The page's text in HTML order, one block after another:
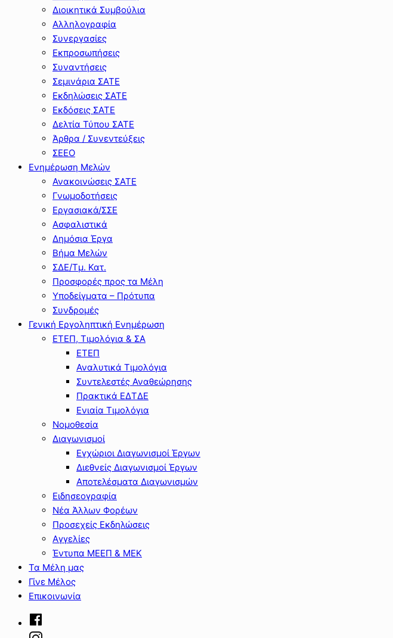
Διοικητικά Συμβούλια
Αλληλογραφία
Συνεργασίες
Εκπροσωπήσεις
Συναντήσεις
Σεμινάρια ΣΑΤΕ
Εκδηλώσεις ΣΑΤΕ
Εκδόσεις ΣΑΤΕ
Δελτία Τύπου ΣΑΤΕ
Άρθρα / Συνεντεύξεις
ΣΕΕΟ
Ενημέρωση Μελών
Ανακοινώσεις ΣΑΤΕ
Γνωμοδοτήσεις
Εργασιακά/ΣΣΕ
Ασφαλιστικά
Δημόσια Έργα
Βήμα Μελών
ΣΔΕ/Τμ. Κατ.
Προσφορές προς τα Μέλη
Υποδείγματα – Πρότυπα
Συνδρομές
Γενική Εργοληπτική Ενημέρωση
ΕΤΕΠ, Τιμολόγια & ΣΑ
ΕΤΕΠ
Αναλυτικά Τιμολόγια
Συντελεστές Αναθεώρησης
Πρακτικά ΕΔΤΔΕ
Ενιαία Τιμολόγια
Νομοθεσία
Διαγωνισμοί
Εγχώριοι Διαγωνισμοί Έργων
Διεθνείς Διαγωνισμοί Έργων
Αποτελέσματα Διαγωνισμών
Ειδησεογραφία
Νέα Άλλων Φορέων
Προσεχείς Εκδηλώσεις
Αγγελίες
Έντυπα ΜΕΕΠ & ΜΕΚ
Τα Μέλη μας
Γίνε Μέλος
Επικοινωνία